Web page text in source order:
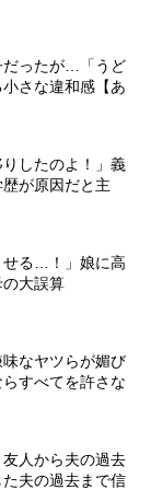
だったが…「うど
さな違和感【あ
りしたのよ！」義
が原因だと主
せる…！」娘に高
大誤算
なヤツらが媚び
すべてを許さな
友人から夫の過去
夫の過去まで信